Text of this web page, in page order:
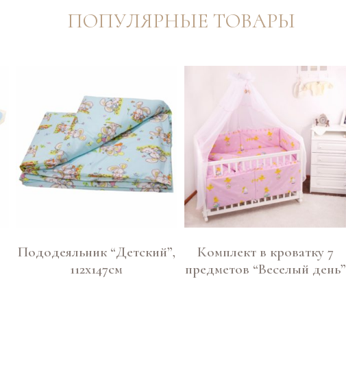
ПОПУЛЯРНЫЕ ТОВАРЫ
Пододеяльник “Детский”,
112х147см
Комплект в кроватку 7
предметов “Веселый день”